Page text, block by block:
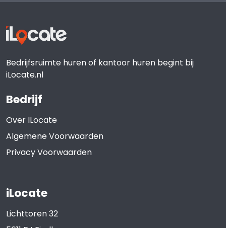
Bedrijfsruimte huren of kantoor huren begint bij
iLocate.nl
Bedrijf
Over ILocate
Algemene Voorwaarden
Privacy Voorwaarden
iLocate
Lichttoren 32